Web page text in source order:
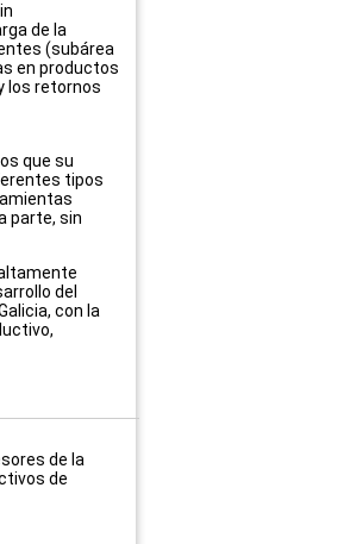
de la
(subárea
en productos
los retornos
que su
tipos
parte, sin
del
con la
de la
de